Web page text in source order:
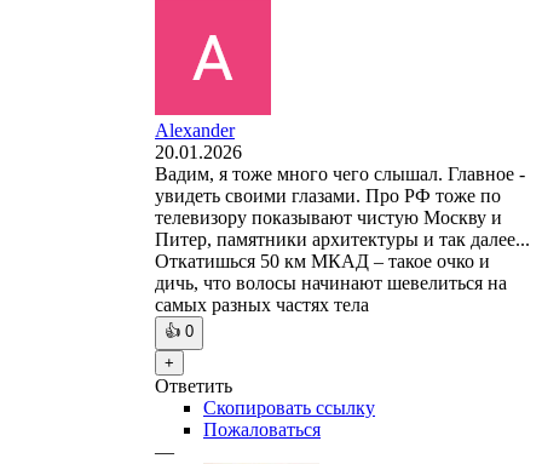
Alexander
20.01.2026
Вадим, я тоже много чего слышал. Главное -
увидеть своими глазами. Про РФ тоже по
телевизору показывают чистую Москву и
Питер, памятники архитектуры и так далее...
Откатишься 50 км МКАД – такое очко и
дичь, что волосы начинают шевелиться на
самых разных частях тела
👍 0
+
Ответить
Скопировать ссылку
Пожаловаться
—